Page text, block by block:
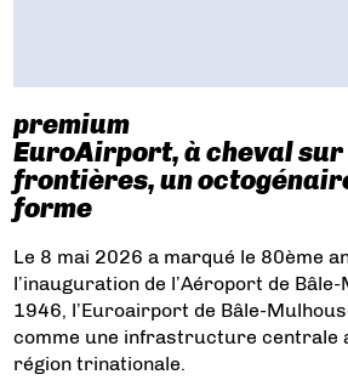
premium
EuroAirport, à cheval
frontières, un
forme
Le 8 mai 2026 a marqué le 80ème
l’inauguration de l’Aéroport de
1946, l’Euroairport de Bâle-
comme une infrastructure centrale
région trinationale.